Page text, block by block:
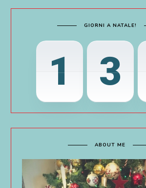
GIORNI A NATALE!
1 3
ABOUT ME